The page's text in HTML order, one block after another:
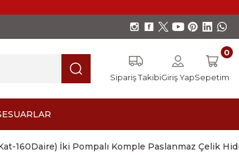
Sipariş TakibiGiriş YapSepetim
0
160Daire) İki Pompalı Komple Paslanmaz Çelik